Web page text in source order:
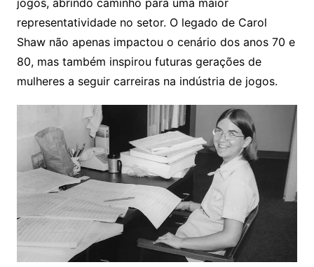
jogos, abrindo caminho para uma maior
representatividade no setor. O legado de Carol
Shaw não apenas impactou o cenário dos anos 70 e
80, mas também inspirou futuras gerações de
mulheres a seguir carreiras na indústria de jogos.